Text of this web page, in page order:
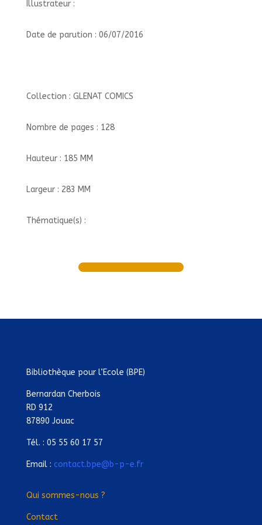
Illustrateur :
Date de parution : 06/07/2016
Collection : GLENAT COMICS
Nombre de pages : 128
Hauteur : 185 MM
Largeur : 283 MM
Thématique(s) :
Bibliothèque pour l’Ecole (BPE)
Bernardan Cherbois
RD 912
87890 Jouac
Tél. : 05 55 60 17 57
Email : contact.bpe@b-p-e.fr
Qui sommes-nous ?
Contact